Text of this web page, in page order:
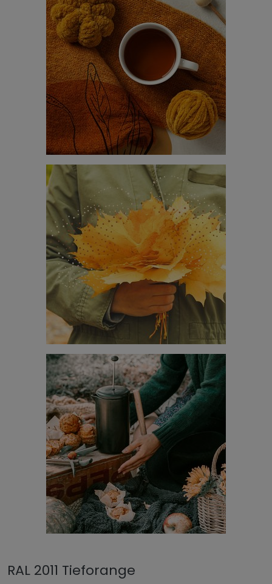
RAL 2011 Tieforange